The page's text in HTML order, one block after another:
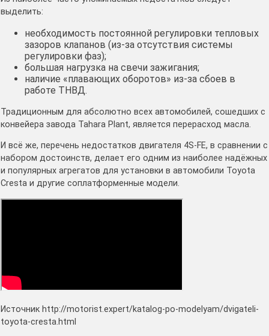
выделить:
необходимость постоянной регулировки тепловых
зазоров клапанов (из-за отсутствия системы
регулировки фаз);
большая нагрузка на свечи зажигания;
наличие «плавающих оборотов» из-за сбоев в
работе ТНВД.
Традиционным для абсолютно всех автомобилей, сошедших с
конвейера завода Tahara Plant, является перерасход масла.
И всё же, перечень недостатков двигателя 4S-FE, в сравнении с
набором достоинств, делает его одним из наиболее надёжных
и популярных агрегатов для установки в автомобили Toyota
Cresta и другие соплатформенные модели.
Источник http://motorist.expert/katalog-po-modelyam/dvigateli-
toyota-cresta.html